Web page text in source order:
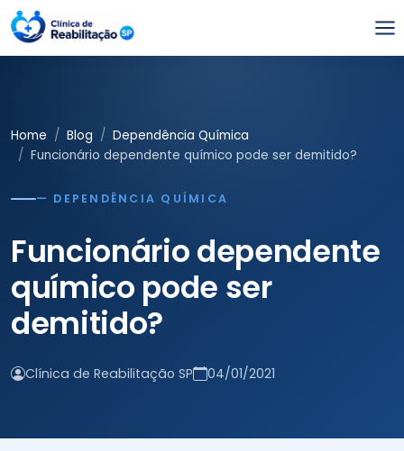
Home Blog
Dependência Química
Funcionário dependente químico pode ser demitido?
— DEPENDÊNCIA QUÍMICA
Funcionário dependente
químico pode ser
demitido?
Clínica de Reabilitação SP 04/01/2021